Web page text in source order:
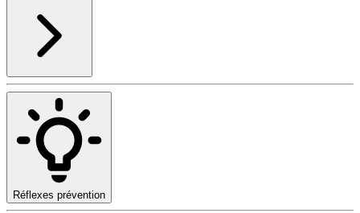
Réflexes prévention